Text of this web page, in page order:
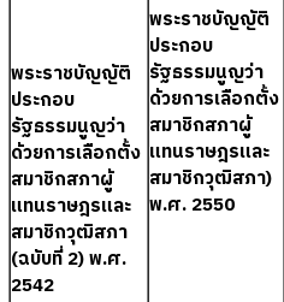
พระราชบัญญัติ
ประกอบ
รัฐธรรมนูญว่า
ด้วยการเลือกตั้ง
สมาชิกสภาผู้
แทนราษฎรและ
สมาชิกวุฒิสภา
(ฉบับที่ 2) พ.ศ.
2542
พระราชบัญญัติ
ประกอบ
รัฐธรรมนูญว่า
ด้วยการเลือกตั้ง
สมาชิกสภาผู้
แทนราษฎรและ
สมาชิกวุฒิสภา)
พ.ศ. 2550